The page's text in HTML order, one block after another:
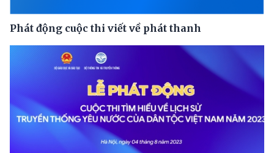
Phát động cuộc thi viết về phát thanh